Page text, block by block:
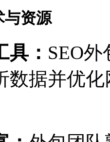
与资源
： SEO
数据并优化